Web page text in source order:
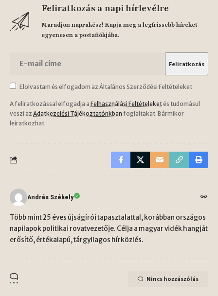
Feliratkozás a napi hírlevélre
Maradjon naprakész! Kapja meg a legfrissebb híreket
egyenesen a postafiókjába.
Elolvastam és elfogadom az Általános Szerződési Feltételeket
A feliratkozással elfogadja a Felhasználási Feltételeketés tudomásul
veszi az Adatkezelési Tájékoztatónkban foglaltakat. Bármikor
leiratkozhat.
András Székely
Több mint 25 éves újságírói tapasztalattal, korábban országos
napilapok politikai rovatvezetője. Célja a magyar vidék hangját
erősítő, értékalapú, tárgyilagos hírközlés.
Nincs hozzászólás